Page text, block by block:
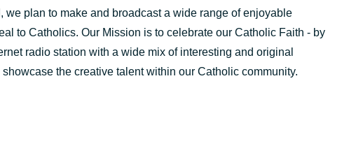
we plan to make and broadcast a wide range of enjoyable
to Catholics. Our Mission is to celebrate our Catholic Faith - by
radio station with a wide mix of interesting and original
the creative talent within our Catholic community.